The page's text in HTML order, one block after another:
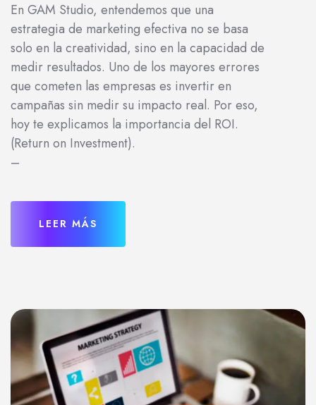
En GAM Studio, entendemos que una
estrategia de marketing efectiva no se basa
solo en la creatividad, sino en la capacidad de
medir resultados. Uno de los mayores errores
que cometen las empresas es invertir en
campañas sin medir su impacto real. Por eso,
hoy te explicamos la importancia del ROI.
(Return on Investment).
–
LEER MÁS